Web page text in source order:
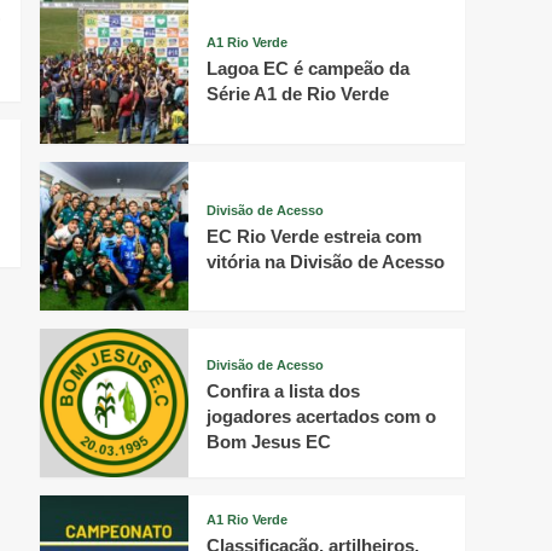
A1 Rio Verde
Lagoa EC é campeão da
Série A1 de Rio Verde
Divisão de Acesso
EC Rio Verde estreia com
vitória na Divisão de Acesso
Divisão de Acesso
Confira a lista dos
jogadores acertados com o
Bom Jesus EC
A1 Rio Verde
Classificação, artilheiros,